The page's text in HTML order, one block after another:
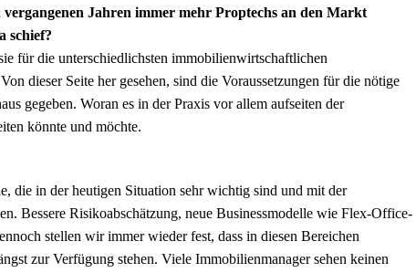
Jahren immer mehr Proptechs an den Markt
schief?
für die unterschiedlichsten immobilienwirtschaftlichen
dieser Seite her gesehen, sind die Voraussetzungen für die nötige
gegeben. Woran es in der Praxis vor allem aufseiten der
könnte und möchte.
die in der heutigen Situation sehr wichtig sind und mit der
Bessere Risikoabschätzung, neue Businessmodelle wie Flex-Office-
stellen wir immer wieder fest, dass in diesen Bereichen
zur Verfügung stehen. Viele Immobilienmanager sehen keinen